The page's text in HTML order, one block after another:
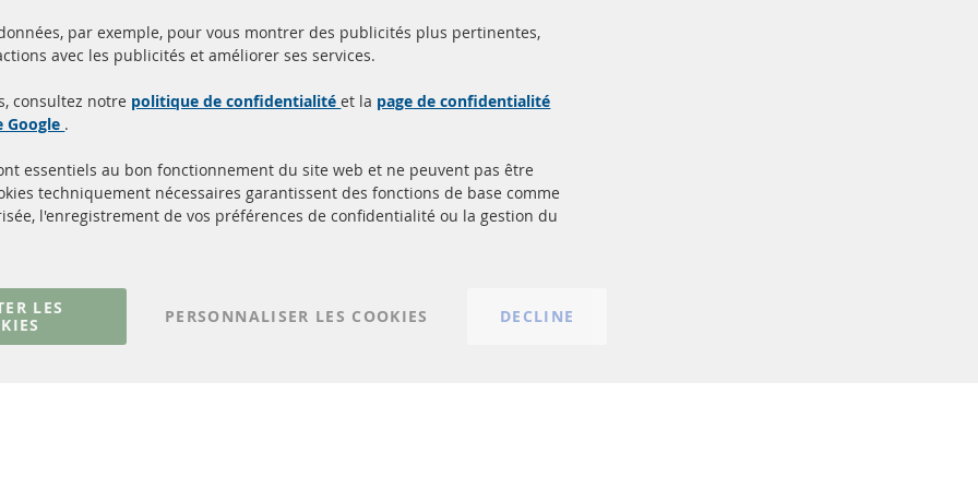
en 24 heures
en stock
Toutes les pièces sont certifiées
homologuées avec la marque
d'homologation e
Links
Filtres à particules diesel (FPD)
Matériel de montage
Service Clients
à propos de nous
Résilier le contrat
par exemple, pour vous montrer des publicités plus pertinentes,
avec les publicités et améliorer ses services.
consultez notre politique de confidentialitéet la page de confidentialité
Google .
essentiels au bon fonctionnement du site web et ne peuvent pas être
techniquement nécessaires garantissent des fonctions de base comme
l'enregistrement de vos préférences de confidentialité ou la gestion du
LES
PERSONNALISER LES COOKIES DECLINE